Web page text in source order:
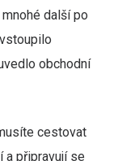
další po
obchodní
cestovat
a připravují se